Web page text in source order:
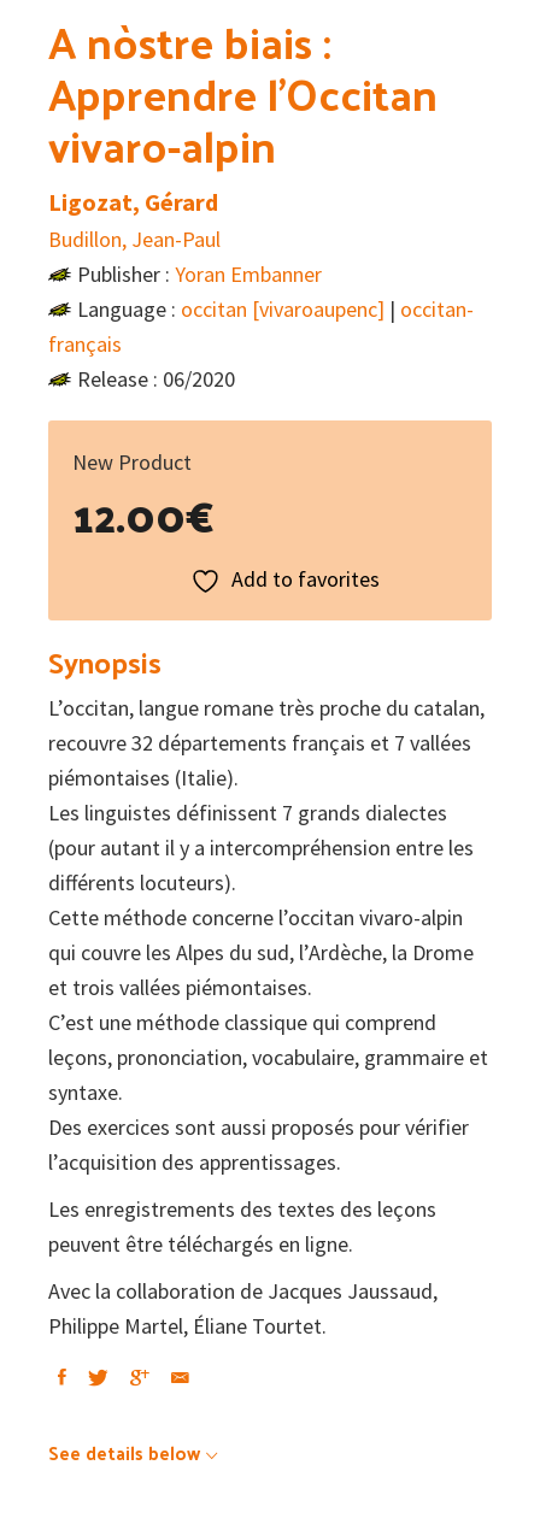
A nòstre biais :
Apprendre l’Occitan
vivaro-alpin
Ligozat, Gérard
Budillon, Jean-Paul
Publisher : Yoran Embanner
Language : occitan [vivaroaupenc] | occitan-
français
Release : 06/2020
New Product
12.00€
Add to favorites
Synopsis
L’occitan, langue romane très proche du catalan,
recouvre 32 départements français et 7 vallées
piémontaises (Italie).
Les linguistes définissent 7 grands dialectes
(pour autant il y a intercompréhension entre les
différents locuteurs).
Cette méthode concerne l’occitan vivaro-alpin
qui couvre les Alpes du sud, l’Ardèche, la Drome
et trois vallées piémontaises.
C’est une méthode classique qui comprend
leçons, prononciation, vocabulaire, grammaire et
syntaxe.
Des exercices sont aussi proposés pour vérifier
l’acquisition des apprentissages.
Les enregistrements des textes des leçons
peuvent être téléchargés en ligne.
Avec la collaboration de Jacques Jaussaud,
Philippe Martel, Éliane Tourtet.
See details below